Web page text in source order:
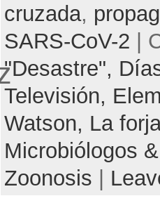
cruzada,
SARS-CoV-2 |
"Desastre",
Televisión,
Watson, La
Microbiólogos
Zoonosis